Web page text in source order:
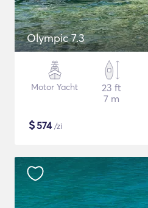
Olympic 7.3
Motor Yacht
23 ft
7 m
$574/zi